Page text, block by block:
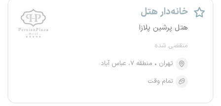
خانه‌دار هتل
هتل پرشین پلازا
منقضی شده
تهران
منطقه ۷، عباس آباد
تمام وقت